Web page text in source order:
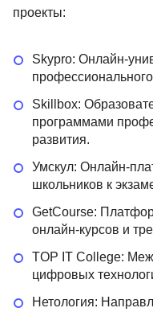
проекты:
Skypro: Онлайн-
Skillbox:
программами
развития.
Умскул: Онлайн-
школьников к
GetCourse:
онлайн-курсов и
TOP IT College:
цифровых
Нетология: